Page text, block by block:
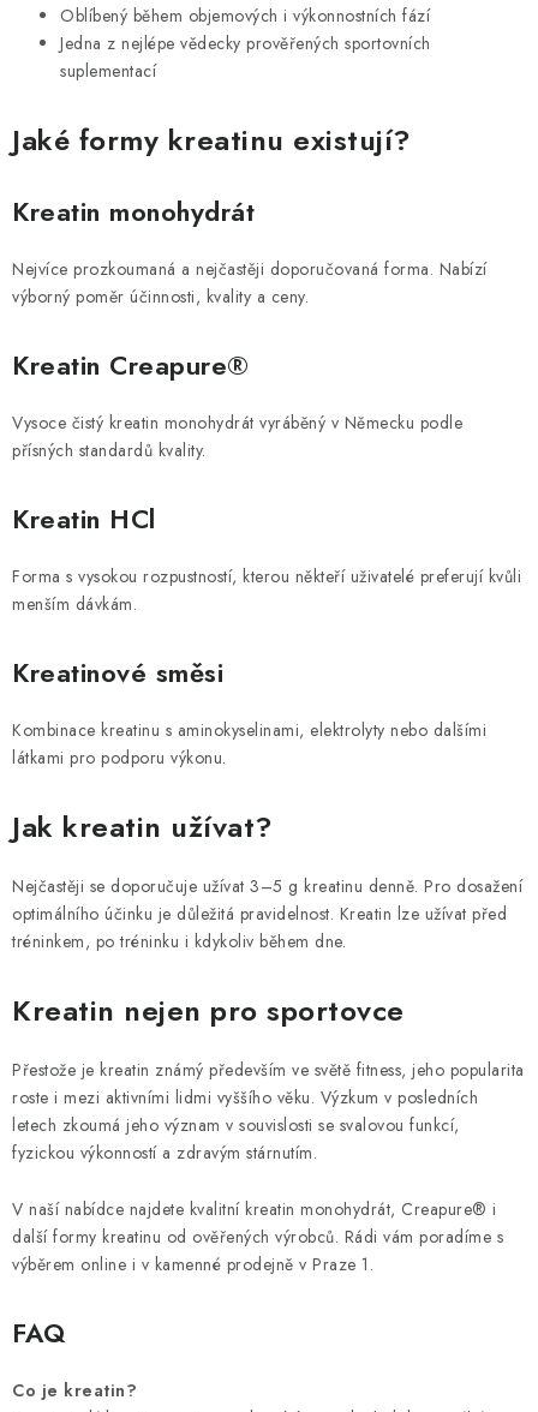
Oblíbený během objemových i výkonnostních fází
Jedna z nejlépe vědecky prověřených sportovních
suplementací
Jaké formy kreatinu existují?
Kreatin monohydrát
Nejvíce prozkoumaná a nejčastěji doporučovaná forma. Nabízí
výborný poměr účinnosti, kvality a ceny.
Kreatin Creapure®
Vysoce čistý kreatin monohydrát vyráběný v Německu podle
přísných standardů kvality.
Kreatin HCl
Forma s vysokou rozpustností, kterou někteří uživatelé preferují kvůli
menším dávkám.
Kreatinové směsi
Kombinace kreatinu s aminokyselinami, elektrolyty nebo dalšími
látkami pro podporu výkonu.
Jak kreatin užívat?
Nejčastěji se doporučuje užívat 3–5 g kreatinu denně. Pro dosažení
optimálního účinku je důležitá pravidelnost. Kreatin lze užívat před
tréninkem, po tréninku i kdykoliv během dne.
Kreatin nejen pro sportovce
Přestože je kreatin známý především ve světě fitness, jeho popularita
roste i mezi aktivními lidmi vyššího věku. Výzkum v posledních
letech zkoumá jeho význam v souvislosti se svalovou funkcí,
fyzickou výkonností a zdravým stárnutím.
V naší nabídce najdete kvalitní kreatin monohydrát, Creapure® i
další formy kreatinu od ověřených výrobců. Rádi vám poradíme s
výběrem online i v kamenné prodejně v Praze 1.
FAQ
Co je kreatin?